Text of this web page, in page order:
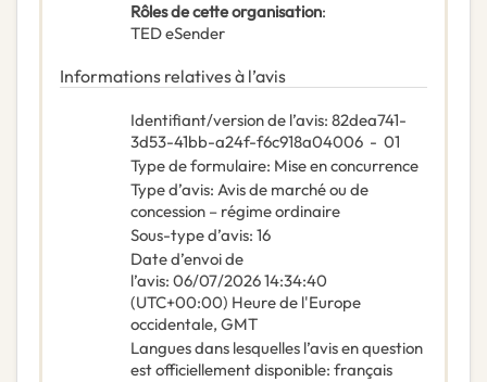
Rôles de cette organisation:
TED eSender
Informations relatives à l’avis
Identifiant/version de l’avis: 82dea741-
3d53-41bb-a24f-f6c918a04006 - 01
Type de formulaire: Mise en concurrence
Type d’avis: Avis de marché ou de
concession – régime ordinaire
Sous-type d’avis: 16
Date d’envoi de
l’avis: 06/07/202614:34:40
(UTC+00:00) Heure de l'Europe
occidentale, GMT
Langues dans lesquelles l’avis en question
est officiellement disponible: français